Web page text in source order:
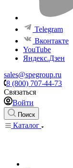
Telegram
Вконтакте
YouTube
Яндекс.Дзен
sales@spegroup.ru
8 (800) 707-44-73
Связаться
Войти
Поиск
Каталог